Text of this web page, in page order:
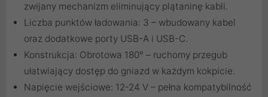
zwijany mechanizm eliminujący plątaninę kabli.
Liczba punktów ładowania: 3 – wbudowany kabel
oraz dodatkowe porty USB-A i USB-C.
Konstrukcja: Obrotowa 180° – ruchomy przegub
ułatwiający dostęp do gniazd w każdym kokpicie.
Napięcie wejściowe: 12-24 V – pełna kompatybilność